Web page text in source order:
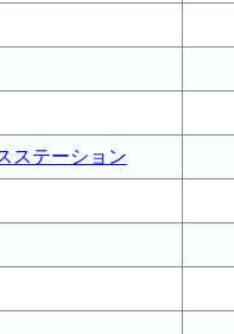
ステーション